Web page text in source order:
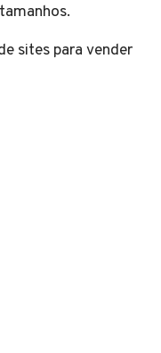
sites para vender